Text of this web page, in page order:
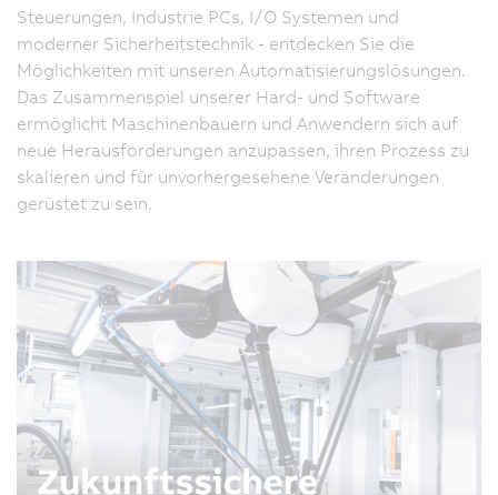
Steuerungen, Industrie PCs, I/O Systemen und
moderner Sicherheitstechnik - entdecken Sie die
Möglichkeiten mit unseren Automatisierungslösungen.
Das Zusammenspiel unserer Hard- und Software
ermöglicht Maschinenbauern und Anwendern sich auf
neue Herausforderungen anzupassen, ihren Prozess zu
skalieren und für unvorhergesehene Veränderungen
gerüstet zu sein.